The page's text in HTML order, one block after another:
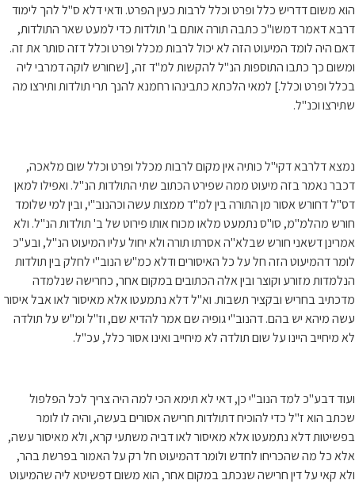
הוא משום דדריש כלל ופרט וכלל לרבות כעין הפרט. ודאי דלא ס"ל להך לימוד
דרבא דאמר דמשו"כ כתבה תורה אותם ב' תולדות כדי למעט שאר התולדות,
דאם היה לומד המיעוט הזה לא יכול לרבות מכלל ופרט וכלל דזה סותר את זה.
ומשום כך כתבו התוספות הנ"ל להקשות למ"ד זה, [שחורש לוקה דמרבי ליה
בכלל ופרט וכלל.] למאי הלכתא כתבינהו רחמנא להנך תרי תולדות ותירצו מה
שתירצו וכנ"ל.
נמצא דלרבא דקי"ל כותיה אין מקום לרבות מכלל ופרט וכלל שום מלאכה,
דכבר נאמר בזה מיעוט ממה שפירט הכתוב שתי התולדות הנ"ל. ואפילו למאן
דס"ל דחורש אסור מן התורה בין למ"ד ממצות עשה וכהנוב"י, ובין למי שלומד
חורש מהלמ"מ, סו"ס נתמעט מלאו מכוח אותו פירוט של ב' תולדות הנ"ל. ולא
אמרינן דשאני חורש שבלא"ה אסרתו תורה ולא יחול עליו המיעוט הנ"ל, ובע"כ
לומר דהמיעוט הזה חל על כל האיסורים ודלא כמ"ש הנוב"י לחלק בין תולדות
הנלמדות מזורע וקוצר ובין אלה הכתובים במקום אחר, כחרישה שנלמדה
מדכתיב בחריש ובקציר תשבות. וא"ל דלא נתמעטו אלא מאיסור לאו אבל איסור
עשה מיהא יש בהם. דהנוב"י גופיה שם אמר להדיא שם, וז"ל ומ"ש על תולדה
לא מיחייב היינו על שום תולדה לא מיחייב ואינו אסור כלל, עכ"ל.
ועוד דבע"כ למד הנוב"י כן, דאי לא תימא הכי למה היה צריך לכל הפלפול
שכתב הוא ז"ל כדי להוכיח דתולדות חרישה אסורים בעשה, והיה לו לומר
בפשיטות דלא נתמעטו אלא מאיסור לאו דביה משתעי קרא, ולא מאיסור עשה,
אלא כל מה שהכריחו לחדש ולומר דהמיעוט חל רק על האמור בפרשת בהר,
ולא קאי על דין חרישה שנכתב במקום אחר, הוא משום דפשיטא ליה שהמיעוט